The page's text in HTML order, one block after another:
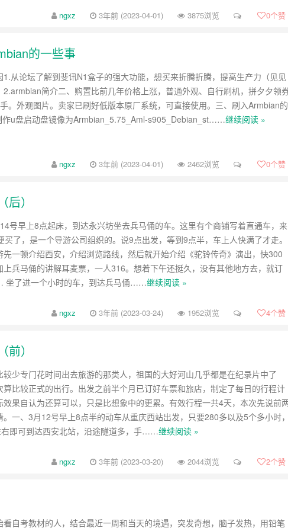
ngxz 3年前 (2023-04-01) 3875浏览 0个赞
的一些事
1.从论坛了解到斐讯N1盒子的强大功能，想买来折腾折腾，提高生产力（见见
2.armbian简介二、购置比前几年价格上涨，普通外观、自行刷机，拼夕夕领
。外观图片。卖家已刷好低版本原厂系统，可直接使用。三、刷入Armbian的
作u盘启动盘镜像为Armbian_5.75_Aml-s905_Debian_st……继续阅读 »
ngxz 3年前 (2023-04-01) 2462浏览 0个赞
）
号早上8点起床，到达永兴坊坐去兵马俑的车。这里有个商铺写着直通车，来
买了，是一个导游公司组织的。说9点出发，等到9点半，车上人快满了才走。
先一顿介绍西安，介绍浏览路线，然后就开始介绍《驼铃传奇》演出，快300
上兵马俑的讲解耳麦票，一人316。想着下午还挺久，没有其他地方去，就订
坐了进一个小时的车，到达兵马俑……继续阅读 »
ngxz 3年前 (2023-03-24) 1952浏览 4个赞
）
较少专门花时间出去旅游的那类人，祖国的大好河山几乎都是在纪录片中了
算比较正式的出行。出发之前半个月已订好车票和旅店，制定了每日的行程计
效果自认为还算可以，只是比想象中的更累。有效行程一共4天，本次先说前
。一、3月12号早上8点半的动车从重庆西站出发，只要280多以及5个多小时
即可到达西安北站，沿途隧道多，手……继续阅读 »
ngxz 3年前 (2023-03-20) 2044浏览 2个赞
看自考教材的人，结合最近一周和当天的境遇，突发奇想，脑子发热，用铅笔